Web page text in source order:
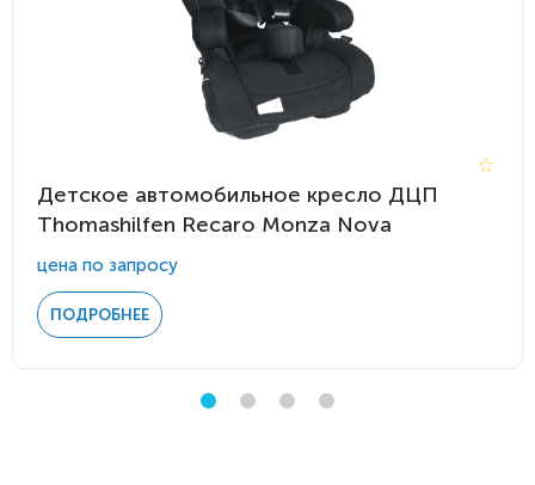
Детское автомобильное кресло ДЦП
Thomashilfen Recaro Monza Nova
цена по запросу
ПОДРОБНЕЕ